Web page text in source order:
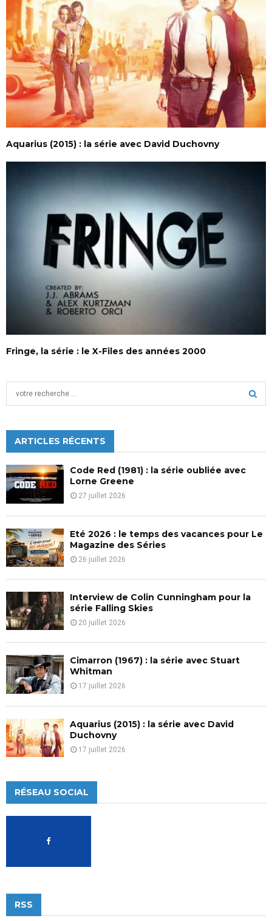
Aquarius (2015) : la série avec David Duchovny
Fringe, la série : le X-Files des années 2000
h
f
o
r
:
C
H
ARTICLES RÉCENTS
Code Red (1981) : la série oubliée avec
Lorne Greene
27 juillet 2026
Eté 2026 : le temps des vacances pour Le
Magazine des Séries
26 juillet 2026
Interview de Colin Cunningham pour la
série Falling Skies
20 juillet 2026
Cimarron (1967) : la série avec Stuart
Whitman
17 juillet 2026
Aquarius (2015) : la série avec David
Duchovny
17 juillet 2026
RÉSEAU SOCIAL
RSS